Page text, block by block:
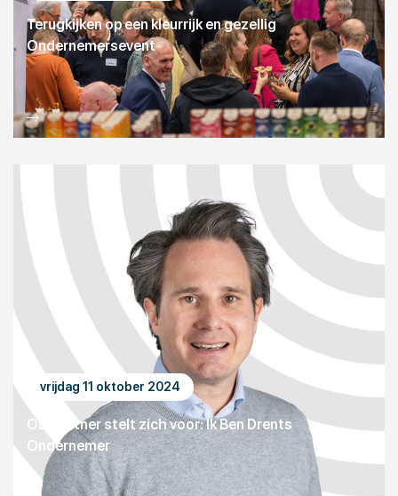
Terugkijken op een kleurrijk en gezellig
Ondernemersevent
vrijdag 11 oktober 2024
OE-partner stelt zich voor: Ik Ben Drents
Ondernemer